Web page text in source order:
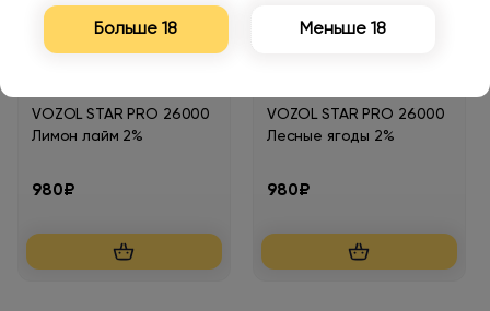
VOZOL STAR PRO 26000
Лимон лайм 2%
980₽
VOZOL STAR PRO 26000
Лесные ягоды 2%
980₽
Больше 18 Меньше 18